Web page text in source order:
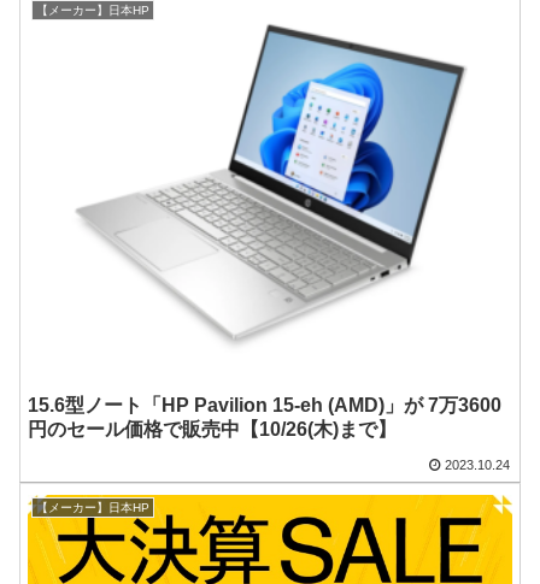
【メーカー】日本HP
15.6型ノート「HP Pavilion 15-eh (AMD)」が 7万3600
円のセール価格で販売中【10/26(木)まで】
2023.10.24
【メーカー】日本HP